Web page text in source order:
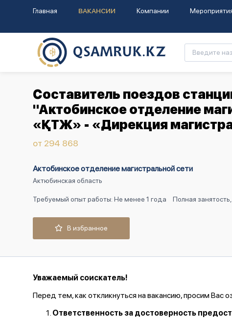
Главная ВАКАНСИИ Компании
Составитель поездов
"Актобинское отделение
«ҚТЖ» - «Дирекция
от 294 868
Актобинское отделение магистральной сети
Актюбинская область
Требуемый опыт работы: Не менее 1 года Полная
В избранное
Уважаемый соискатель!
Перед тем, как откликнуться на вакансию, просим Вас
Ответственность за достоверность